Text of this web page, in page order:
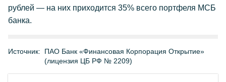
рублей — на них приходится 35% всего портфеля МСБ
банка.
Источник:
ПАО Банк «Финансовая Корпорация Открытие»
(лицензия ЦБ РФ № 2209)